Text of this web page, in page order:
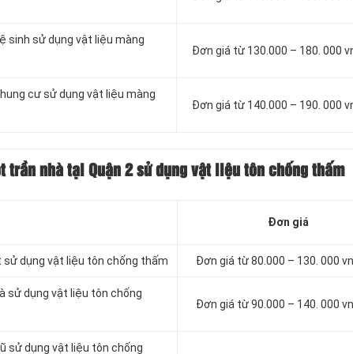
sinh sử dụng vật liệu màng
Đơn giá từ 130.000 – 180. 000
cư sử dụng vật liệu màng
Đơn giá từ 140.000 – 190. 000
trần nhà tại Quận 2 sử dụng vật liệu tôn chống thấm
Đơn giá
sử dụng vật liệu tôn chống thấm Đơn giá từ 80.000 – 130. 000
sử dụng vật liệu tôn chống
Đơn giá từ 90.000 – 140. 000
sử dụng vật liệu tôn chống